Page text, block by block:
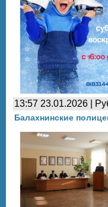
13:57 23.01.2026 |
Балахнинские